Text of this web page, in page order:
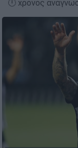
🕛 χρόνος